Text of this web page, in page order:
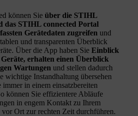
können Sie über die STIHL
das STIHL connected Portal
Gerätedaten zugreifen und
und transparenten Überblick
Über die App haben Sie Einblick
erhalten einen Überblick
Wartungen und stellen dadurch
wichtige Instandhaltung übersehen
in einem einsatzbereiten
können Sie effizientere Abläufe
in engem Kontakt zu Ihrem
vor Ort zur rechten Zeit durchführen.